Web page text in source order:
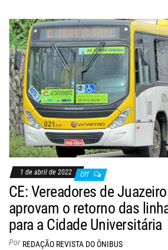
1 de abril de 2022 Off
CE: Vereadores de
aprovam o retorno das
para a Cidade Universitária
Por REDAÇÃO REVISTA DO ÔNIBUS